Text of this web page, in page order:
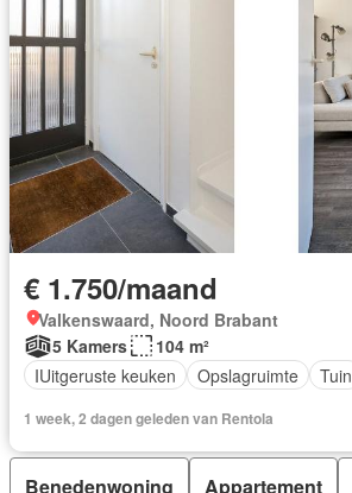
€ 1.750/maand
Valkenswaard, Noord Brabant
5 Kamers
104 m²
IUitgeruste keuken
Opslagruimte Tuin
1 week, 2 dagen geleden van Rentola
Benedenwoning Appartement